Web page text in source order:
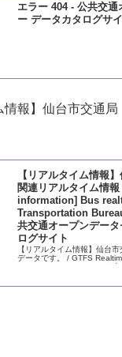
エラー 404 - 公共交
ー データカタログサ
情報】仙台市交通
【リアルタイム情報
関連リアルタイム情
information] Bus
Transportation
共交通オープンデー
ログサイト
【リアルタイム情報】仙台
データです。 / GTFS
ては、こちらのFAQ をご参